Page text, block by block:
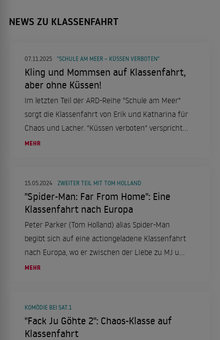
NEWS ZU KLASSENFAHRT
07.11.2025 "SCHULE AM MEER – KÜSSEN VERBOTEN"
Kling und Mommsen auf Klassenfahrt,
aber ohne Küssen!
Im letzten Teil der ARD-Reihe "Schule am Meer"
sorgt die Klassenfahrt von Erik und Katharina für
Chaos und Lacher. "Küssen verboten" verspricht
humorvolle Unterhaltung und thematisiert
MEHR
15.05.2024 ZWEITER TEIL MIT TOM HOLLAND
"Spider-Man: Far From Home": Eine
Klassenfahrt nach Europa
Peter Parker (Tom Holland) alias Spider-Man
begibt sich auf eine actiongeladene Klassenfahrt
nach Europa, wo er zwischen der Liebe zu MJ und
der Verantwortung als Superheld hin- und
MEHR
KOMÖDIE BEI SAT.1
"Fack Ju Göhte 2": Chaos-Klasse auf
Klassenfahrt